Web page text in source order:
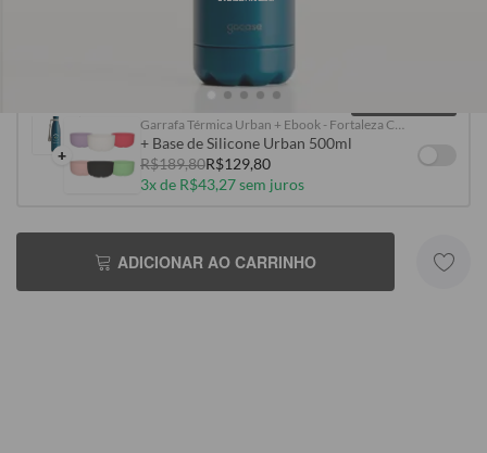
A personalização escolhida será aplicada a todos os itens do kit
+
+ Base de Silicone Urban 500ml
R$189,80R$129,80
3x de R$43,27 sem juros
ADICIONAR AO CARRINHO